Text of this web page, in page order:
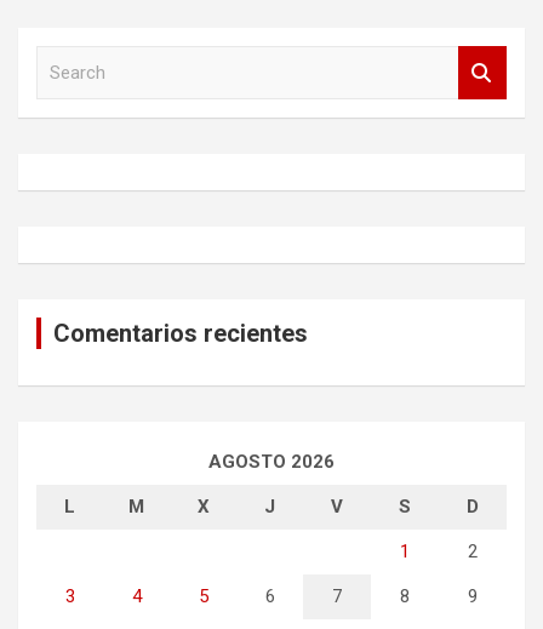
h
Comentarios recientes
AGOSTO 2026
L M X J V S D
1 2
3 4 5 6 7 8 9